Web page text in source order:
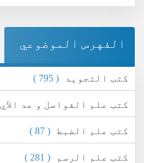
الفهرس الموضوعي
كتب التجويد ( 795 )
كتب علم الفواصل و عد الآي
كتب علم الضبط ( 87 )
كتب علم الرسم ( 281 )